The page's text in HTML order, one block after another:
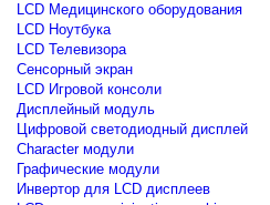
LCD Медицинского оборудования
LCD Ноутбука
LCD Телевизора
Сенсорный экран
LCD Игровой консоли
Дисплейный модуль
Цифровой светодиодный дисплей
Сharacter модули
Графические модули
Инвертор для LCD дисплеев